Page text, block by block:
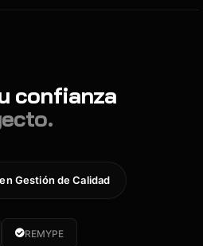
confianza
Gestión de Calidad
REMYPE